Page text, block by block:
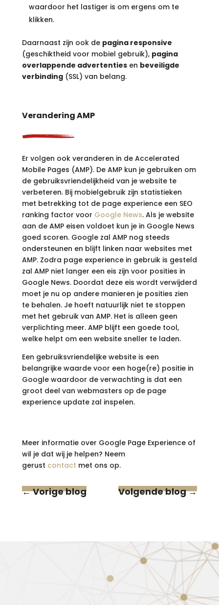
waardoor het lastiger is om ergens om te
klikken.
Daarnaast zijn ook de pagina responsive
(geschiktheid voor mobiel gebruik), pagina
overlappende advertentiesen beveiligde
verbinding(SSL) van belang.
Verandering AMP
Er volgen ook veranderen in de Accelerated
Mobile Pages (AMP). De AMP kun je gebruiken om
de gebruiksvriendelijkheid van je website te
verbeteren. Bij mobielgebruik zijn statistieken
met betrekking tot de page experience een SEO
ranking factor voor Google News. Als je website
aan de AMP eisen voldoet kun je in Google News
goed scoren. Google zal AMP nog steeds
ondersteunen en blijft linken naar websites met
AMP. Zodra page experience in gebruik is gesteld
zal AMP niet langer een eis zijn voor posities in
Google News. Doordat deze eis wordt verwijderd
moet je nu op andere manieren je posities zien
te behalen. Je hoeft natuurlijk niet te stoppen
met het gebruik van AMP. Het is alleen geen
verplichting meer. AMP blijft een goede tool,
welke helpt om een website sneller te laden.
Een gebruiksvriendelijke website is een
belangrijke waarde voor een hoge(re) positie in
Google waardoor de verwachting is dat een
groot deel van webmasters op de page
experience update zal inspelen.
Meer informatie over Google Page Experience of
wil je dat wij je helpen? Neem
gerust contact met ons op.
←Vorige blog Volgende blog→